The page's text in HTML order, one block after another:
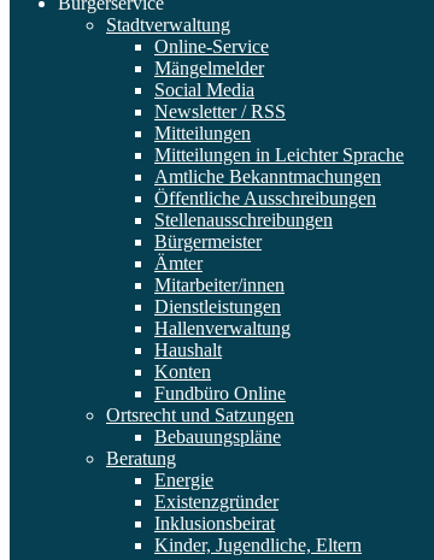
Stadtverwaltung
Online-Service
Mängelmelder
Social Media
Newsletter / RSS
Mitteilungen
Mitteilungen in Leichter Sprache
Amtliche Bekanntmachungen
Öffentliche Ausschreibungen
Stellenausschreibungen
Bürgermeister
Ämter
Mitarbeiter/innen
Dienstleistungen
Hallenverwaltung
Haushalt
Konten
Fundbüro Online
Ortsrecht und Satzungen
Bebauungspläne
Beratung
Energie
Existenzgründer
Inklusionsbeirat
Kinder, Jugendliche, Eltern